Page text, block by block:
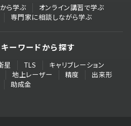
ら学ぶ
オンライン講習で学ぶ
専門家に相談しながら学ぶ
ーワードから探す
星 TLS
キャリブレーション
地上レーザー 精度
出来形
助成金